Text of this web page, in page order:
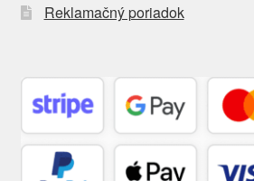
Reklamačný poriadok